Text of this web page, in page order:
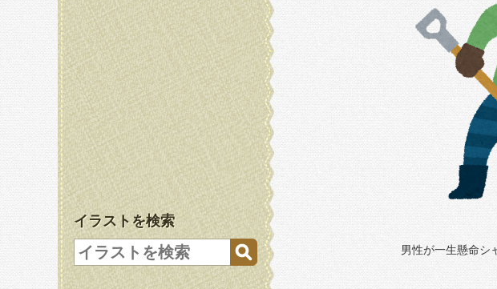
イラストを検索
男性が一生懸命シ